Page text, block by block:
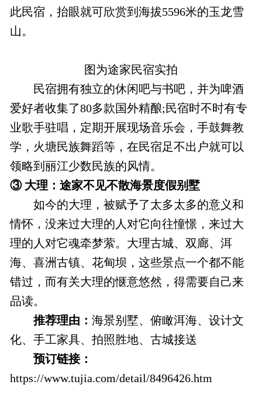
此民宿，抬眼就可欣赏到海拔5596米的玉龙雪
山。
图为途家民宿实拍
民宿拥有独立的休闲吧与书吧，并为啤酒
爱好者收集了80多款国外精酿;民宿时不时有专
业歌手驻唱，定期开展现场音乐会，手鼓舞教
学，火塘民族舞蹈等，在民宿足不出户就可以
领略到丽江少数民族的风情。
③ 大理：途家不见不散海景度假别墅
如今的大理，被赋予了太多太多的意义和
情怀，没来过大理的人对它向往憧憬，来过大
理的人对它魂牵梦萦。大理古城、双廊、洱
海、喜洲古镇、花甸坝，这些景点一个都不能
错过，而有关大理的惬意悠然，得需要自己来
品读。
推荐理由： 海景别墅、俯瞰洱海、设计文
化、手工家具、拍照胜地、古城接送
预订链接：
https://www.tujia.com/detail/8496426.htm